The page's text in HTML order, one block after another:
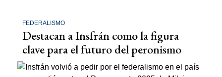
FEDERALISMO
Destacan a Insfrán como la figura
clave para el futuro del peronismo